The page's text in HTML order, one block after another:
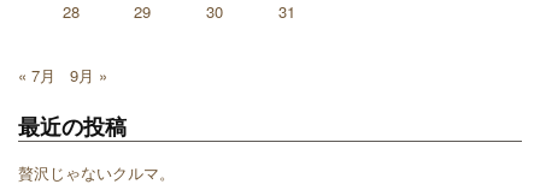
28 29 30 31
« 7月 9月 »
最近の投稿
贅沢じゃないクルマ。